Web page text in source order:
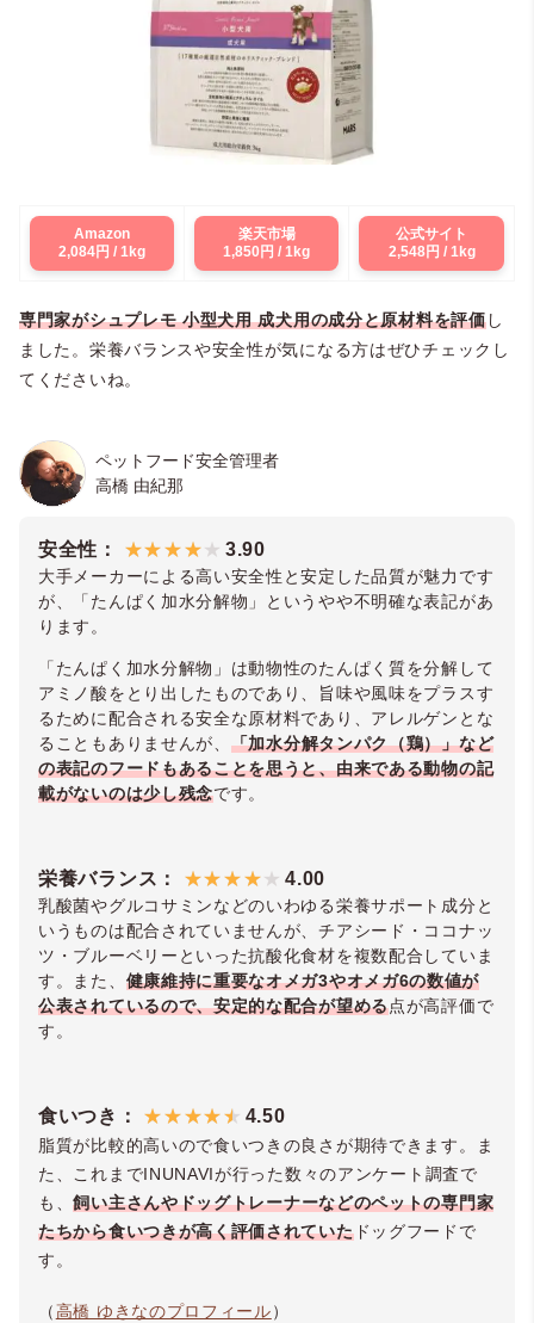
Amazon
2,084円 / 1kg
楽天市場
1,850円 / 1kg
公式サイト
2,548円 / 1kg
専門家がシュプレモ 小型犬用 成犬用の成分と原材料を評価し
ました。栄養バランスや安全性が気になる方はぜひチェックし
てくださいね。
ペットフード安全管理者
高橋 由紀那
安全性： 3.90
大手メーカーによる高い安全性と安定した品質が魅力です
が、「たんぱく加水分解物」というやや不明確な表記があ
ります。
「たんぱく加水分解物」は動物性のたんぱく質を分解して
アミノ酸をとり出したものであり、旨味や風味をプラスす
るために配合される安全な原材料であり、アレルゲンとな
ることもありませんが、 「加水分解タンパク（鶏）」など
の表記のフードもあることを思うと、由来である動物の記
載がないのは少し残念です。
栄養バランス： 4.00
乳酸菌やグルコサミンなどのいわゆる栄養サポート成分と
いうものは配合されていませんが、チアシード・ココナッ
ツ・ブルーベリーといった抗酸化食材を複数配合していま
す。また、 健康維持に重要なオメガ3やオメガ6の数値が
公表されているので、安定的な配合が望める点が高評価で
す。
食いつき： 4.50
脂質が比較的高いので食いつきの良さが期待できます。ま
た、これまでINUNAVIが行った数々のアンケート調査で
も、飼い主さんやドッグトレーナーなどのペットの専門家
たちから食いつきが高く評価されていたドッグフードで
す。
（高橋 ゆきなのプロフィール）